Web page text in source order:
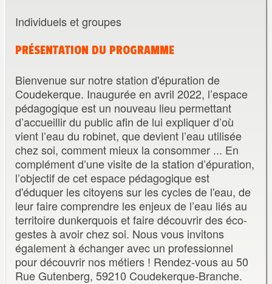
Individuels et groupes
PRÉSENTATION DU PROGRAMME
Bienvenue sur notre station d'épuration de
Coudekerque. Inaugurée en avril 2022, l’espace
pédagogique est un nouveau lieu permettant
d’accueillir du public afin de lui expliquer d’où
vient l’eau du robinet, que devient l’eau utilisée
chez soi, comment mieux la consommer ... En
complément d’une visite de la station d’épuration,
l’objectif de cet espace pédagogique est
d'éduquer les citoyens sur les cycles de l'eau, de
leur faire comprendre les enjeux de l’eau liés au
territoire dunkerquois et faire découvrir des éco-
gestes à avoir chez soi. Nous vous invitons
également à échanger avec un professionnel
pour découvrir nos métiers ! Rendez-vous au 50
Rue Gutenberg, 59210 Coudekerque-Branche.